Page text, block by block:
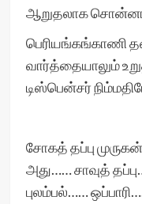
ஆறுதலாக
பெரியங்கங்காணி
வார்த்தையாலும்
டிஸ்பென்சர்
சோகத் தப்பு
அது…… சாவுத்
புலம்பல்……